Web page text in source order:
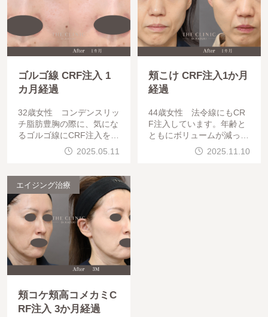
ゴルゴ線 CRF注入 1
カ月経過
32歳女性 コンデンスリッ
チ脂肪豊胸の際に、気にな
るゴルゴ線にCRF注入を行
っています。このゲスト様
は1回のCRF注入で改善し
だくまでに複数回の注入が
必要にな
2025.05.11
頬こけ CRF注入1か月
経過
44歳女性 法令線にもCR
F注入しています。年齢と
ともにボリュームが減って
くる頬の部分にCRF注入を
行っています。顔の脂肪は
2025.11.10
エイジング治療
頬コケ頬高コメカミC
RF注入 3か月経過